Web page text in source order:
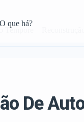
O que há?
Tempore –
De